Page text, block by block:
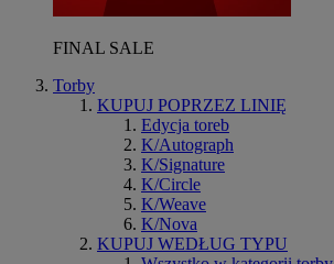
FINAL SALE
Torby
KUPUJ POPRZEZ LINIĘ
Edycja toreb
K/Autograph
K/Signature
K/Circle
K/Weave
K/Nova
KUPUJ WEDŁUG TYPU